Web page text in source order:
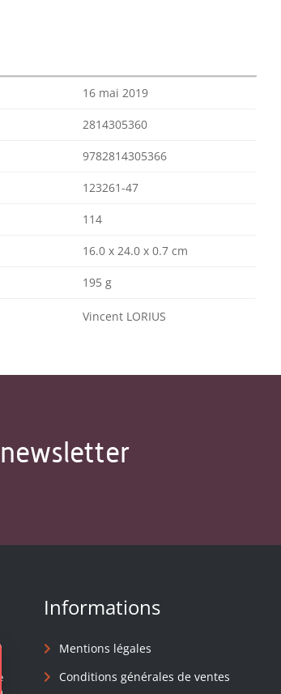
16 mai 2019
2814305360
9782814305366
123261-47
114
16.0 x 24.0 x 0.7 cm
195 g
Vincent LORIUS
Informations
Mentions légales
Conditions générales de ventes